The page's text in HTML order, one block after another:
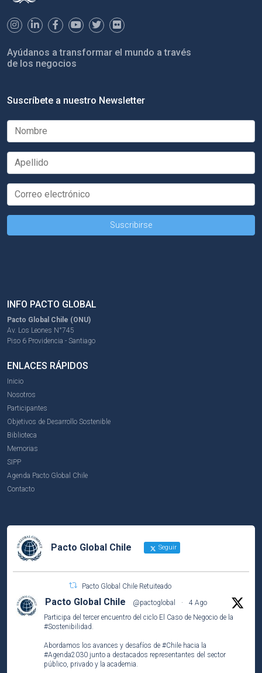
Ayúdanos a transformar el mundo a través
de los negocios
Suscríbete a nuestro Newsletter
INFO PACTO GLOBAL
Pacto Global Chile (ONU)
Av. Los Leones N°745
Piso 6 Providencia - Santiago
ENLACES RÁPIDOS
Inicio
Nosotros
Participantes
Objetivos de Desarrollo Sostenible
Biblioteca
Memorias
SIPP
Agenda Pacto Global Chile
Contacto
Pacto Global Chile Seguir
Pacto Global Chile Retuiteado
Pacto Global Chile @pactoglobal ·
4 Ago
Participa del tercer encuentro del ciclo El Caso de Negocio de la
#Sostenibilidad.
Abordamos los avances y desafíos de #Chile hacia la
#Agenda2030 junto a destacados representantes del sector
público, privado y la academia.